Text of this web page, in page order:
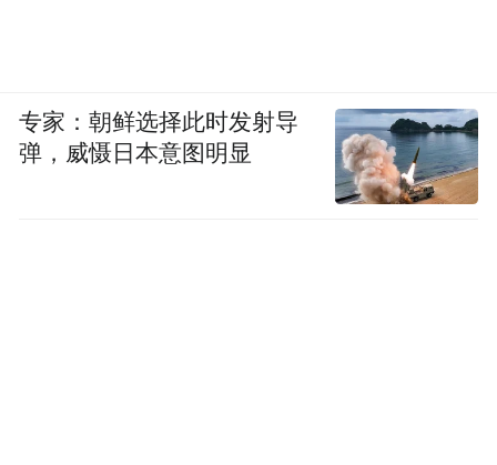
专家：朝鲜选择此时发射导
弹，威慑日本意图明显